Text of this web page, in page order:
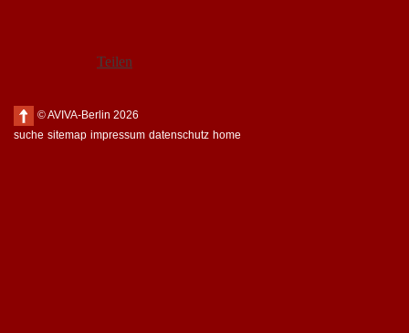
Teilen
© AVIVA-Berlin 2026
suche sitemap impressum datenschutz home